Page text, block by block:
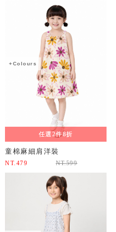
+Colours
任選2件8折
童棉麻細肩洋裝
NT. 479 NT.599